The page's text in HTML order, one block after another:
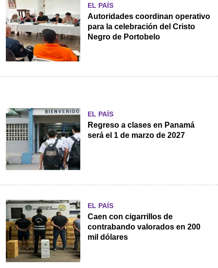
EL PAÍS
Autoridades coordinan operativo
para la celebración del Cristo
Negro de Portobelo
EL PAÍS
Regreso a clases en Panamá
será el 1 de marzo de 2027
EL PAÍS
Caen con cigarrillos de
contrabando valorados en 200
mil dólares